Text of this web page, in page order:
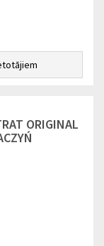
ORIGINAL